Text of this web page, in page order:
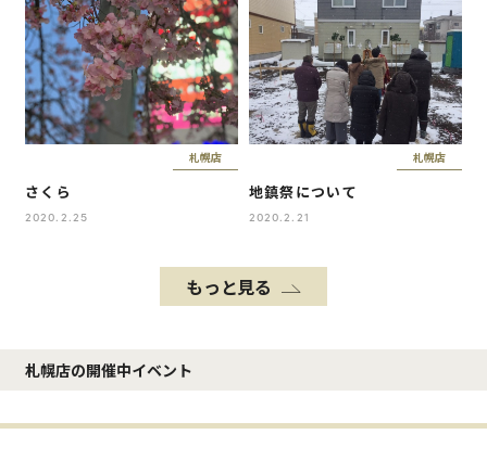
札幌店
さくら
2020.2.25
札幌店
地鎮祭について
2020.2.21
もっと見る
札幌店の開催中イベント